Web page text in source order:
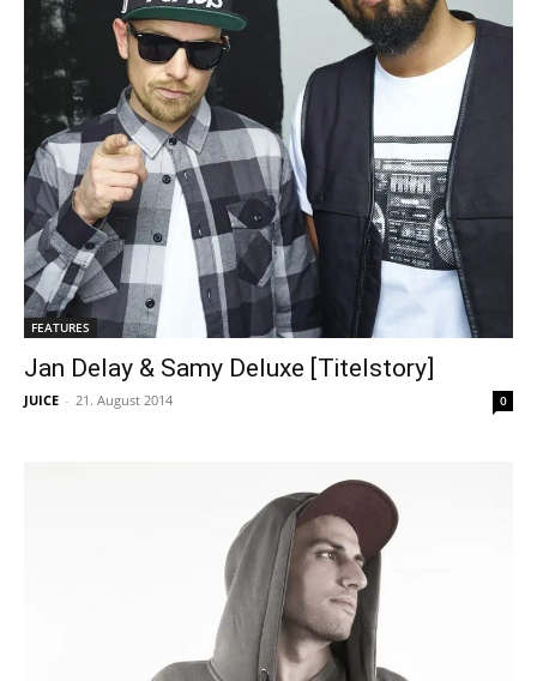
FEATURES
Jan Delay & Samy Deluxe [Titelstory]
JUICE - 21. August 2014 0